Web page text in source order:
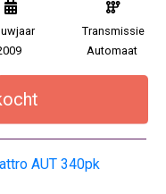
Transmissie
Automaat